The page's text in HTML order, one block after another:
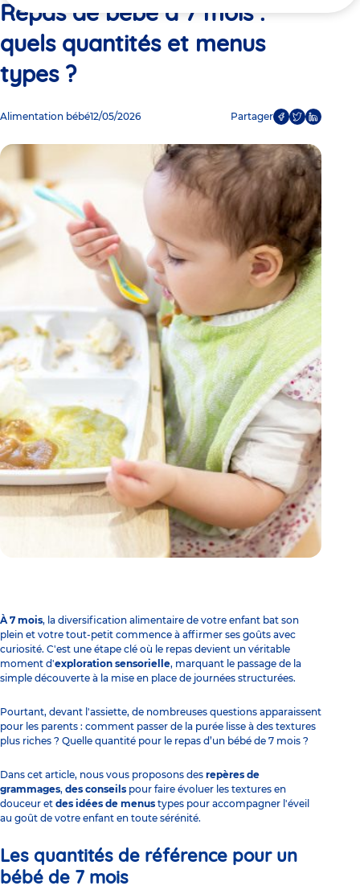
ici
Repas de bébé à 7 mois :
quels quantités et menus
types ?
Alimentation bébé12/05/2026 Partager
À 7 mois, la diversification alimentaire de votre enfant bat son
plein et votre tout-petit commence à affirmer ses goûts avec
curiosité. C'est une étape clé où le repas devient un véritable
moment d'exploration sensorielle, marquant le passage de la
simple découverte à la mise en place de journées structurées.
Pourtant, devant l'assiette, de nombreuses questions apparaissent
pour les parents : comment passer de la purée lisse à des textures
plus riches ? Quelle quantité pour le repas d’un bébé de 7 mois ?
Dans cet article, nous vous proposons des repères de
grammages, des conseils pour faire évoluer les textures en
douceur et des idées de menus types pour accompagner l'éveil
au goût de votre enfant en toute sérénité.
Les quantités de référence pour un
bébé de 7 mois